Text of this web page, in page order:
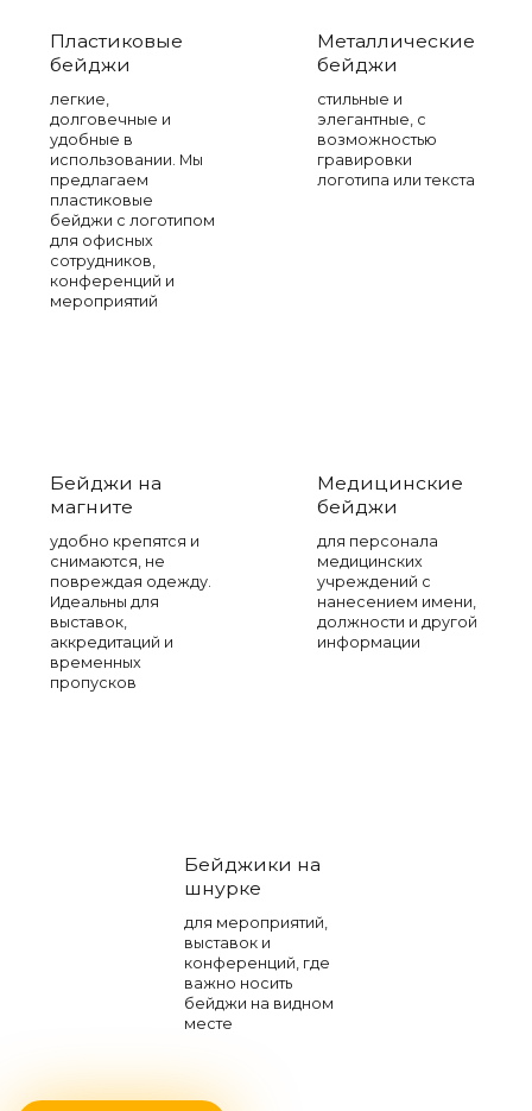
Пластиковые
бейджи
легкие,
долговечные и
удобные в
использовании. Мы
предлагаем
пластиковые
бейджи с логотипом
для офисных
сотрудников,
конференций и
мероприятий
Металлические
бейджи
стильные и
элегантные, с
возможностью
гравировки
логотипа или текста
Бейджи на
магните
удобно крепятся и
снимаются, не
повреждая одежду.
Идеальны для
выставок,
аккредитаций и
временных
пропусков
Медицинские
бейджи
для персонала
медицинских
учреждений с
нанесением имени,
должности и другой
информации
Бейджики на
шнурке
для мероприятий,
выставок и
конференций, где
важно носить
бейджи на видном
месте